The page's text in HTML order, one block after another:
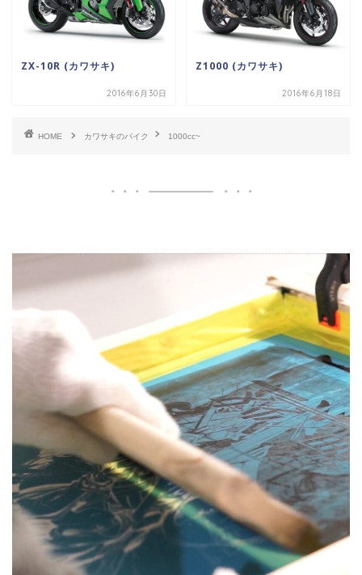
ZX-10R (カワサキ)
2016年6月30日
Z1000 (カワサキ)
2016年6月18日
HOME カワサキのバイク 1000cc~